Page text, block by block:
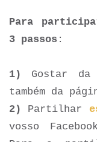
Para
3 passos :
1) Gostar da
também da
2)
Partilhar
vosso